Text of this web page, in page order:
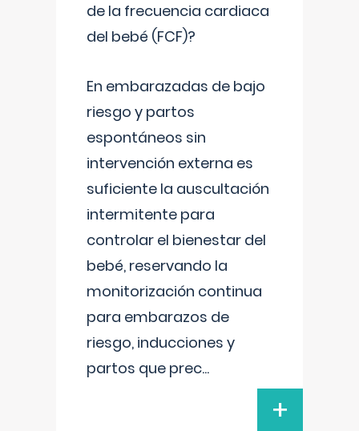
de la frecuencia cardiaca
del bebé (FCF)?
En embarazadas de bajo
riesgo y partos
espontáneos sin
intervención externa es
suficiente la auscultación
intermitente para
controlar el bienestar del
bebé, reservando la
monitorización continua
para embarazos de
riesgo, inducciones y
partos que prec...
+